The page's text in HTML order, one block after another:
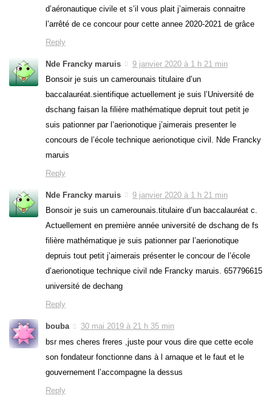
d’aéronautique civile et s’il vous plait j’aimerais connaitre
l’arrêté de ce concour pour cette annee 2020-2021 de grâce
Reply
Nde Francky maruis
9 janvier 2020 à 1 h 21 min
Bonsoir je suis un camerounais titulaire d’un
baccalauréat.sientifique actuellement je suis l’Université de
dschang faisan la filière mathématique depruit tout petit je
suis pationner par l’aerionotique j’aimerais presenter le
concours de l’école technique aerionotique civil. Nde Francky
maruis
Reply
Nde Francky maruis
9 janvier 2020 à 1 h 21 min
Bonsoir je suis un camerounais.titulaire d’un baccalauréat c.
Actuellement en première année université de dschang de fs
filière mathématique je suis pationner par l’aerionotique
depruis tout petit j’aimerais présenter le concour de l’école
d’aerionotique technique civil nde Francky maruis. 657796615
université de dechang
Reply
bouba
30 mai 2019 à 21 h 35 min
bsr mes cheres freres ,juste pour vous dire que cette ecole
son fondateur fonctionne dans à l arnaque et le faut et le
gouvernement l’accompagne la dessus
Reply